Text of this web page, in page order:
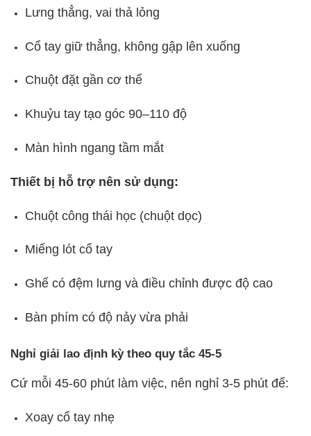
Lưng thẳng, vai thả lỏng
Cổ tay giữ thẳng, không gập lên xuống
Chuột đặt gần cơ thể
Khuỷu tay tạo góc 90–110 độ
Màn hình ngang tầm mắt
Thiết bị hỗ trợ nên sử dụng:
Chuột công thái học (chuột dọc)
Miếng lót cổ tay
Ghế có đệm lưng và điều chỉnh được độ cao
Bàn phím có độ nảy vừa phải
Nghỉ giải lao định kỳ theo quy tắc 45-5
Cứ mỗi 45-60 phút làm việc, nên nghỉ 3-5 phút để:
Xoay cổ tay nhẹ